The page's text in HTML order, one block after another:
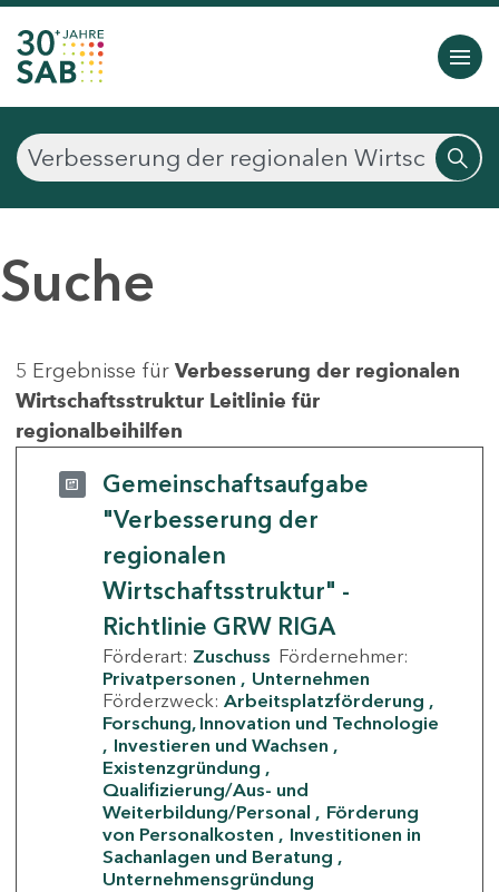
Suche
5 Ergebnisse für Verbesserung der regionalen
Wirtschaftsstruktur Leitlinie für
regionalbeihilfen
Gemeinschaftsaufgabe
"Verbesserung der
regionalen
Wirtschaftsstruktur" -
Richtlinie GRW RIGA
Förderart: Zuschuss Fördernehmer:
Privatpersonen
Unternehmen
Förderzweck: Arbeitsplatzförderung
Forschung, Innovation und Technologie
Investieren und Wachsen
Existenzgründung
Qualifizierung/Aus- und
Weiterbildung/Personal
Förderung
von Personalkosten
Investitionen in
Sachanlagen und Beratung
Unternehmensgründung